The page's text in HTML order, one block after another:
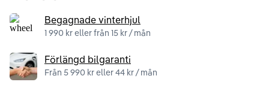
Begagnade vinterhjul
1 990 kr eller från 15 kr / mån
Förlängd bilgaranti
Från 5 990 kr eller 44 kr / mån